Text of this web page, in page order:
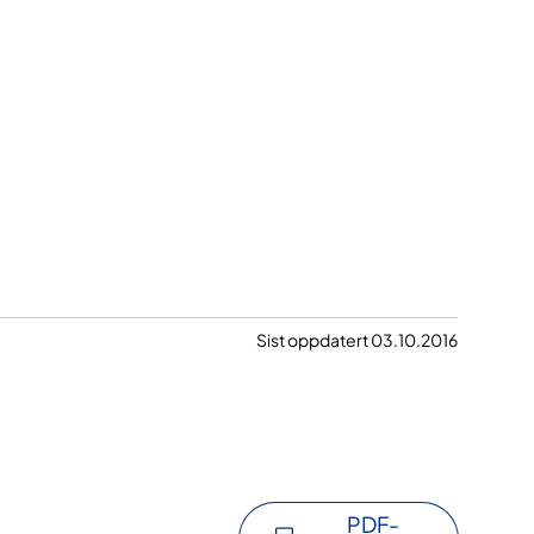
Sist oppdatert 03.10.2016
PDF-